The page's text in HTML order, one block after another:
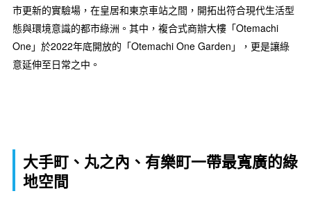
市更新的實驗場，在皇居和東京車站之間，開拓出符合現代生活型
態與環境意識的都市綠洲。其中，複合式商辦大樓「Otemachi
One」於2022年底開放的「Otemachi One Garden」，更是讓綠
意延伸至日常之中。
大手町、丸之內、有樂町一帶最寬廣的綠
地空間